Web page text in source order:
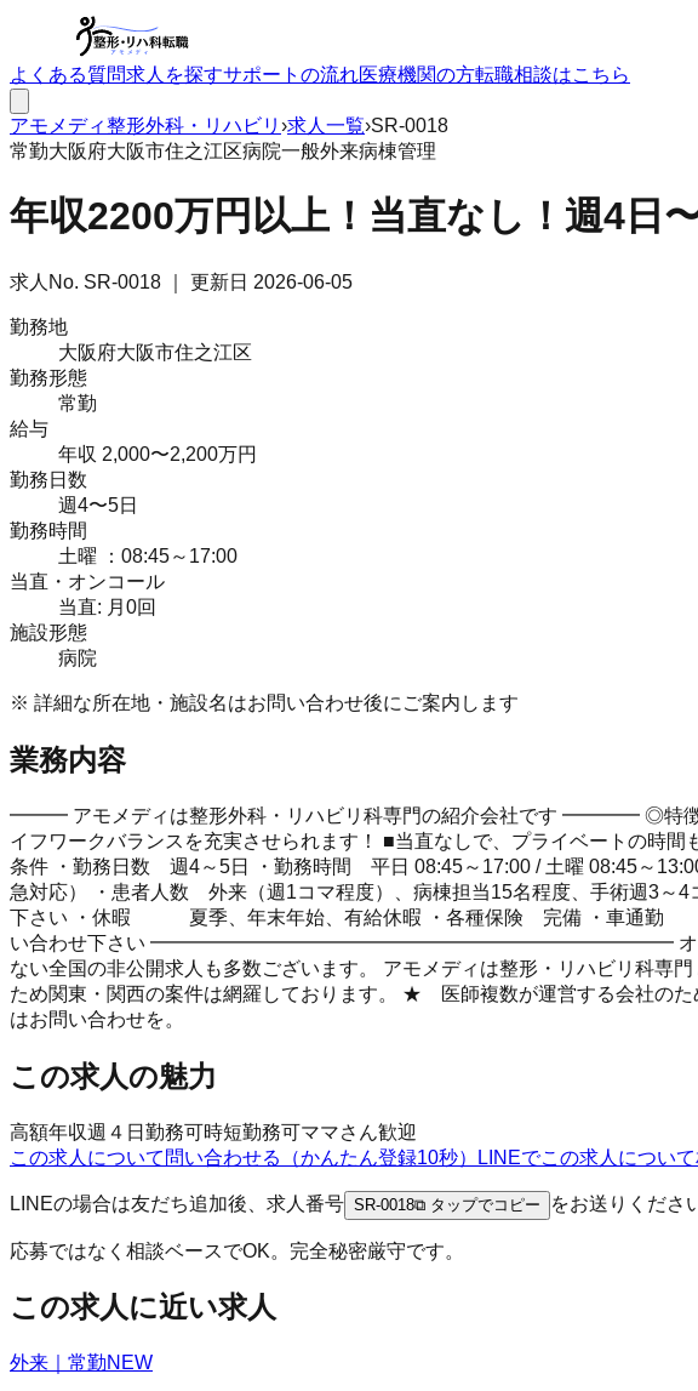
よくある質問求人を探すサポートの流れ医療機関の方転職相談はこちら
アモメディ整形外科・リハビリ ›求人一覧›SR-0018
常勤大阪府大阪市住之江区病院一般外来病棟管理
年収2200万円以上！当直なし！週4日
求人No. SR-0018 ｜ 更新日 2026-06-05
勤務地
大阪府大阪市住之江区
勤務形態
常勤
給与
年収 2,000〜2,200万円
勤務日数
週4〜5日
勤務時間
土曜 ：08:45～17:00
当直・オンコール
当直: 月0回
施設形態
病院
※ 詳細な所在地・施設名はお問い合わせ後にご案内します
業務内容
━━━ アモメディは整形外科・リハビリ科専門の紹介会社です ━━━━ ◎特徴
イフワークバランスを充実させられます！ ■当直なしで、プライベートの時
条件 ・勤務日数 週4～5日 ・勤務時間 平日 08:45～17:00 / 土曜 08:45～
急対応） ・患者人数 外来（週1コマ程度）、病棟担当15名程度、手術
下さい ・休暇 夏季、年末年始、有給休暇 ・各種保険 完備 ・車通勤
い合わせ下さい ━━━━━━━━━━━━━━━━━━━━━━━━━━━ オーダーメイ
ない全国の非公開求人も多数ございます。 アモメディは整形・リハビリ科
ため関東・関西の案件は網羅しております。 ★ 医師複数が運営する会社の
はお問い合わせを。
この求人の魅力
高額年収週４日勤務可時短勤務可ママさん歓迎
この求人について問い合わせる（かんたん登録10秒）
LINEでこの求人につい
LINEの場合は友だち追加後、求人番号 SR-0018⧉ タップでコピー をお送りくださ
応募ではなく相談ベースでOK。完全秘密厳守です。
この求人に近い求人
外来｜常勤NEW